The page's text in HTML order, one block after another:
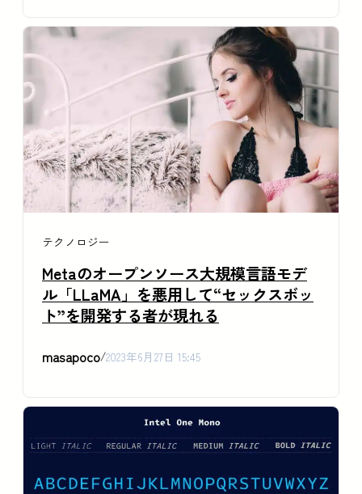
テクノロジー
Metaのオープンソース大規模言語モデ
ル「LLaMA」を悪用して“セックスボッ
ト”を開発する者が現れる
masapoco/2023年6月27日 15:45